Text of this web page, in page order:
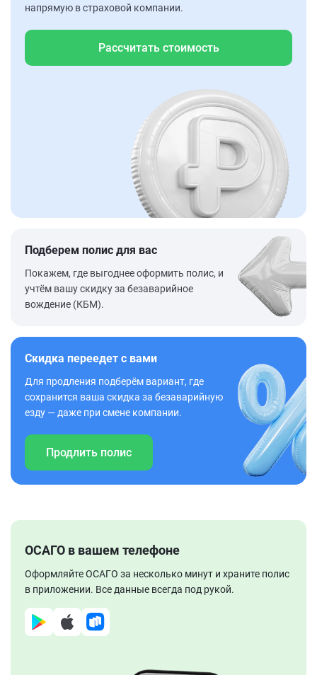
напрямую в страховой компании.
Рассчитать стоимость
Подберем полис для вас
Покажем, где выгоднее оформить полис, и
учтём вашу скидку за безаварийное
вождение (КБМ).
Скидка переедет с вами
Для продления подберём вариант, где
сохранится ваша скидка за безаварийную
езду — даже при смене компании.
Продлить полис
ОСАГО в вашем телефоне
Оформляйте ОСАГО за несколько минут и храните полис
в приложении. Все данные всегда под рукой.